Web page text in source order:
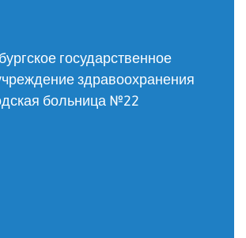
государственное
здравоохранения
больница №22